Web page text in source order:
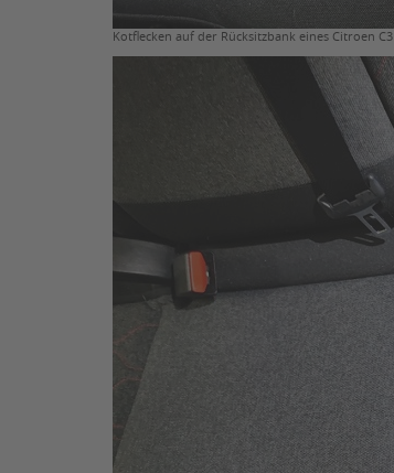
Kotflecken auf der Rücksitzbank eines Citroen C3